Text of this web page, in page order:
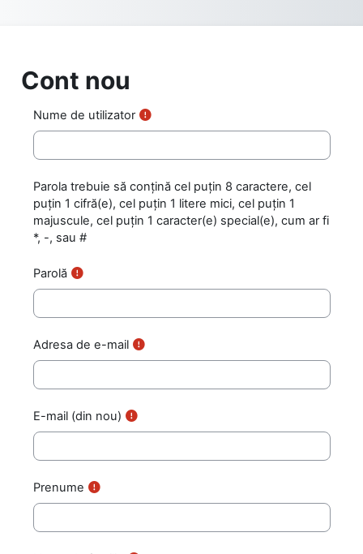
Cont nou
Nume de utilizator
Parola trebuie să conţină cel puţin 8 caractere, cel
puţin 1 cifră(e), cel puţin 1 litere mici, cel puţin 1
majuscule, cel puțin 1 caracter(e) special(e), cum ar fi
*, -, sau #
Parolă
Adresa de e-mail
E-mail (din nou)
Prenume